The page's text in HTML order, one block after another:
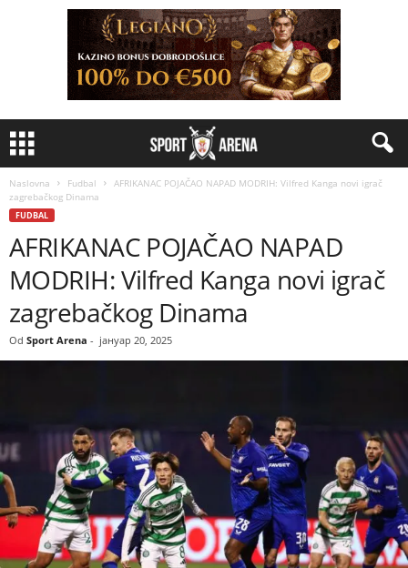
Naslovna Fudbal
AFRIKANAC POJAČAO NAPAD MODRIH: Vilfred Kanga novi igrač
zagrebačkog Dinama
FUDBAL
AFRIKANAC POJAČAO NAPAD
MODRIH: Vilfred Kanga novi igrač
zagrebačkog Dinama
Od Sport Arena - јануар 20, 2025